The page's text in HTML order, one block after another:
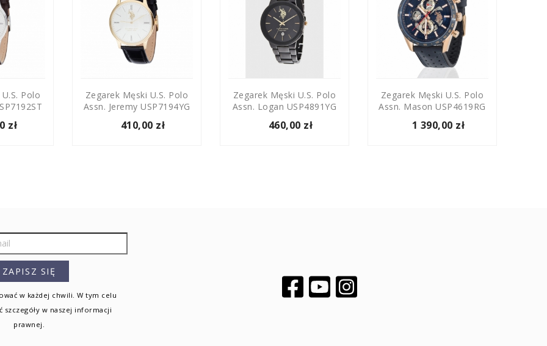
Polo
zł
Zegarek Męski U.S. Polo
Assn. Jeremy USP7194YG
410,00 zł
Zegarek Męski U.S. Polo
Assn. Logan USP4891YG
460,00 zł
Zegarek Męski U.S. Polo
Assn. Mason USP4619RG
1 390,00 zł
w każdej chwili. W tym celu
szczegóły w naszej informacji
prawnej.
FacebookYouTube